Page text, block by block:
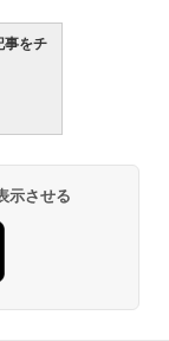
事をチ
示させる